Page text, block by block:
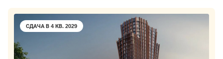
СДАЧА В 4 КВ. 2029